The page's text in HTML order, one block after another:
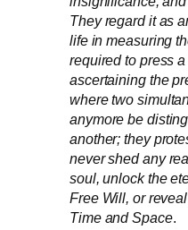
They regard it as
life in measuring
required to press
ascertaining the
where two
anymore be
another; they
never shed any
soul, unlock the
Free Will, or
Time andSpace.